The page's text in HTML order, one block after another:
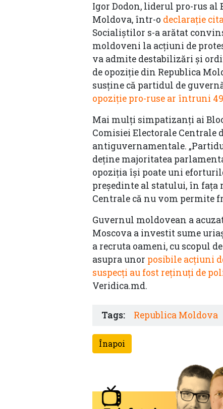
Igor Dodon, liderul pro-rus
Moldova, într-o declaraţie
Socialiştilor s-a arătat
moldoveni la acţiuni de
va admite destabilizări şi
de opoziție din Republica
susţine că partidul de
opoziție pro-ruse ar întruni
Mai mulţi simpatizanţi ai
Comisiei Electorale
antiguvernamentale.
deține majoritatea
opoziția își poate uni
președinte al statului, în fața
Centrale că nu vom permite
Guvernul moldovean a
Moscova a investit sume
a recruta oameni, cu scopul
asupra unor posibile acțiuni
suspecți au fost reținuți de
Veridica.md.
Tags: Republica Moldova
Înapoi